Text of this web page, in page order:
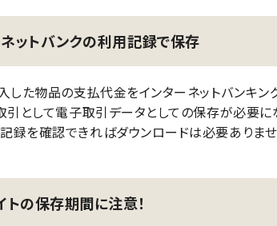
ットバンクの利用記録で保存
した物品の支払代金をインターネットバンキ
引として電子取引データとしての保存が必要に
録を確認できればダウンロードは必要ありませ
トの保存期間に注意！